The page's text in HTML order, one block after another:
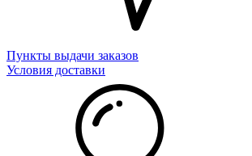
Пункты выдачи заказов
Условия доставки